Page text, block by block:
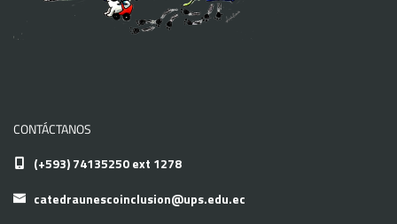
CONTÁCTANOS
(+593) 74135250 ext 1278
catedraunescoinclusion@ups.edu.ec